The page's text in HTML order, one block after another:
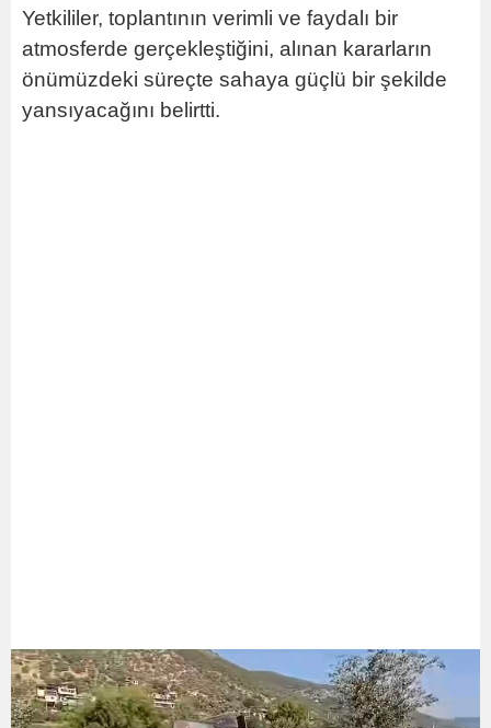
Yetkililer, toplantının verimli ve faydalı bir
atmosferde gerçekleştiğini, alınan kararların
önümüzdeki süreçte sahaya güçlü bir şekilde
yansıyacağını belirtti.